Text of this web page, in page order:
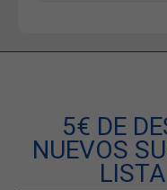
5€ DE
NUEVOS